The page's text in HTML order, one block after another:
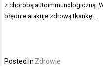
z chorobą autoimmunologiczną.
błędnie atakuje zdrową tkankę….
Posted in Zdrowie